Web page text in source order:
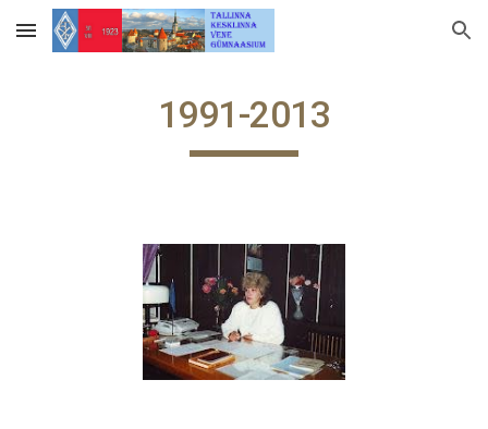
Skip to main content Skip to navigation
1991-2013